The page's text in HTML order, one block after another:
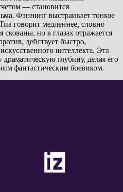
— становится
Фэннинг выстраивает тонкое
говорит медленнее, словно
но в глазах отражается
действует быстро,
интеллекта. Эта
глубину, делая его
фантастическим боевиком.